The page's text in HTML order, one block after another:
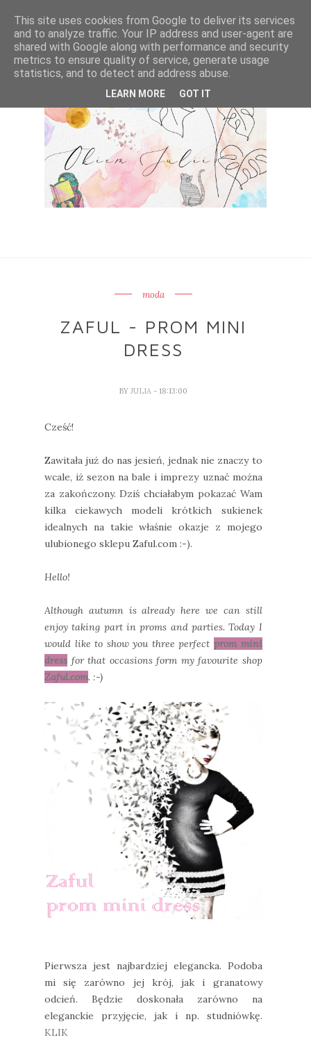
moda
ZAFUL - PROM MINI
DRESS
BYJULIA - 18:13:00
Cześć!
Zawitała już do nas jesień, jednak nie znaczy to
wcale, iż sezon na bale i imprezy uznać można
za zakończony. Dziś chciałabym pokazać Wam
kilka ciekawych modeli krótkich sukienek
idealnych na takie właśnie okazje z mojego
ulubionego sklepu Zaful.com :-).
Hello!
Although autumn is already here we can still
enjoy taking part in proms and parties. Today I
would like to show you three perfectprom mini
dress for that occasions form my favourite shop
Zaful.com. :-)
Pierwsza jest najbardziej elegancka. Podoba
mi się zarówno jej krój, jak i granatowy
odcień. Będzie doskonała zarówno na
eleganckie przyjęcie, jak i np. studniówkę.
KLIK
This site uses cookies from Google to deliver its services
and to analyze traffic. Your IP address and user-agent are
shared with Google along with performance and security
metrics to ensure quality of service, generate usage
statistics, and to detect and address abuse.
LEARN MORE GOT IT